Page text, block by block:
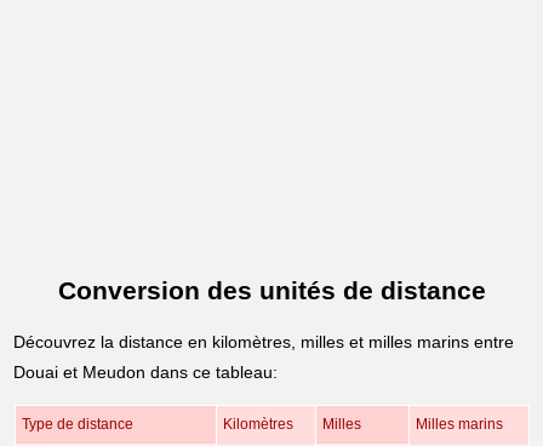
Conversion des unités de distance
Découvrez la distance en kilomètres, milles et milles marins entre
Douai et Meudon dans ce tableau:
Type de distance Kilomètres Milles Milles marins